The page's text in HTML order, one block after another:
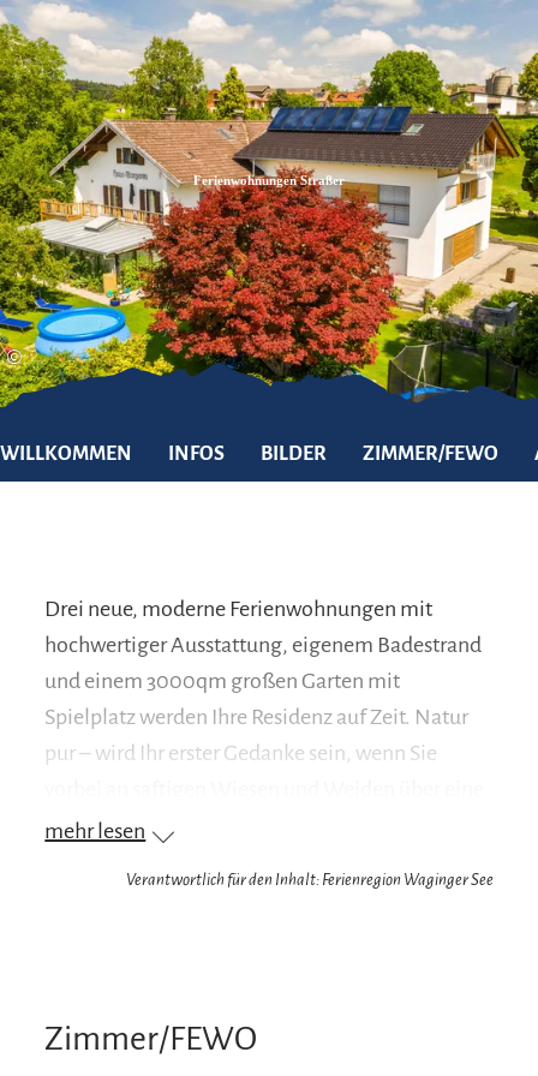
Zum
Inhalt
Zur
Suche
Zum
Footer
©
Ferienwohnungen Straßer
WILLKOMMEN INFOS BILDER ZIMMER/FEWO
Drei neue, moderne Ferienwohnungen mit
hochwertiger Ausstattung, eigenem Badestrand
und einem 3000qm großen Garten mit
Spielplatz werden Ihre Residenz auf Zeit. Natur
pur – wird Ihr erster Gedanke sein, wenn Sie
kleine Straße in das Dörfchen Mauerham
einer Anhöhe mit Blick über den Tachinger- und
das Wohnhaus der Familie Straßer an, das ein
mehr lesen
Verantwortlich für den Inhalt: Ferienregion Waginger See
Zimmer/FEWO